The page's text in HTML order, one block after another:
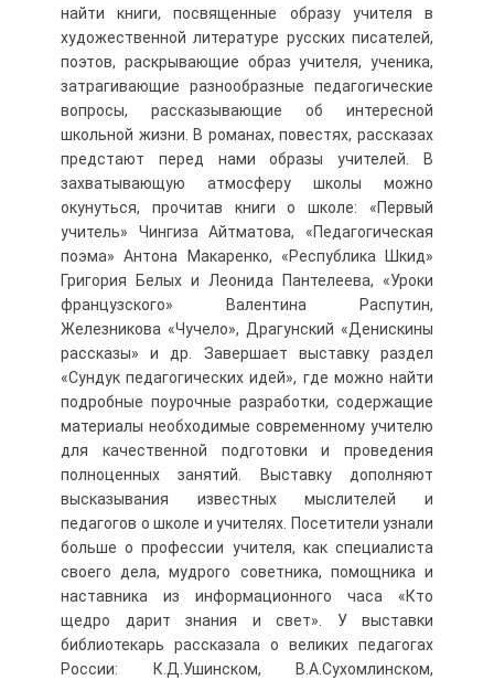
найти книги, посвященные образу учителя в
художественной литературе русских писателей,
поэтов, раскрывающие образ учителя, ученика,
затрагивающие разнообразные педагогические
вопросы, рассказывающие об интересной
школьной жизни. В романах, повестях, рассказах
предстают перед нами образы учителей. В
захватывающую атмосферу школы можно
окунуться, прочитав книги о школе: «Первый
учитель» Чингиза Айтматова, «Педагогическая
поэма» Антона Макаренко, «Республика Шкид»
Григория Белых и Леонида Пантелеева, «Уроки
французского» Валентина Распутин,
Железникова «Чучело», Драгунский «Денискины
рассказы» и др. Завершает выставку раздел
«Сундук педагогических идей», где можно найти
подробные поурочные разработки, содержащие
материалы необходимые современному учителю
для качественной подготовки и проведения
полноценных занятий. Выставку дополняют
высказывания известных мыслителей и
педагогов о школе и учителях. Посетители узнали
больше о профессии учителя, как специалиста
своего дела, мудрого советника, помощника и
наставника из информационного часа «Кто
щедро дарит знания и свет». У выставки
библиотекарь рассказала о великих педагогах
России: К.Д.Ушинском, В.А.Сухомлинском,